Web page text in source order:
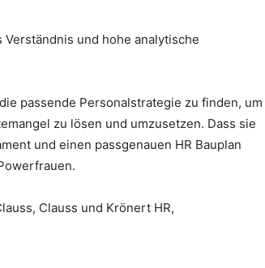
und hohe analytische
passende Personalstrategie zu finden, um
zu lösen und umzusetzen. Dass sie
und einen passgenauen HR Bauplan
Clauss und Krönert HR,